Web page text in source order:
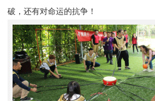
破，还有对命运的抗争！